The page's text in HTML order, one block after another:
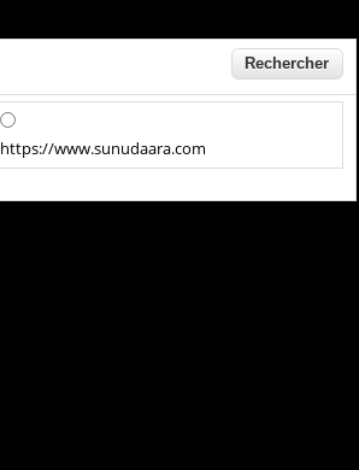
https://www.sunudaara.com